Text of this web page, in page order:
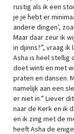
rustig als ik een
je je hebt er
andere dingen’,
Maar daar zeur ik
in djinns?”, vraag
Asha is heel stellig
doet winti en met
praten en dansen.
namelijk aan een
er niet in.” Liever
naar de Kerk en ik
en ik zing met de
heeft Asha de